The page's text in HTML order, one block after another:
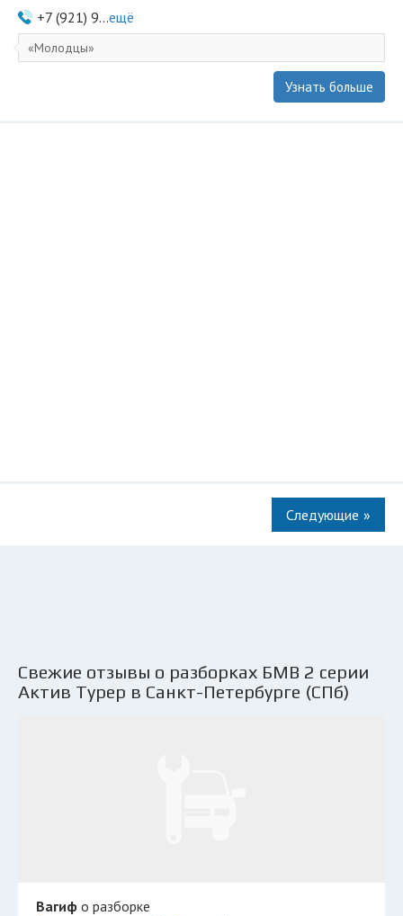
+7 (921) 9...ещё
Молодцы
Узнать больше
»
Свежие отзывы о разборках БМВ 2 серии
Актив Турер в Санкт-Петербурге (СПб)
Вагиф о разборке